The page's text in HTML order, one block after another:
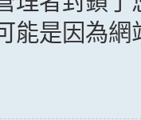
能是因為